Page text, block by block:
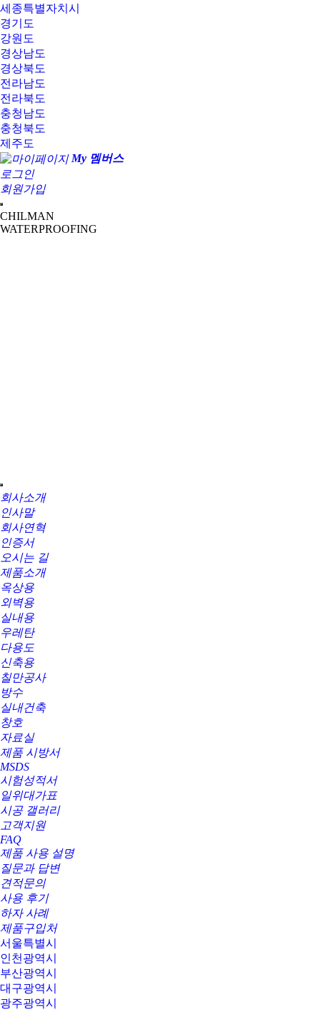
세종특별자치시
경기도
강원도
경상남도
경상북도
전라남도
전라북도
충청남도
충청북도
제주도
My 멤버스
로그인
회원가입
CHILMAN
WATERPROOFING
회사소개
인사말
회사연혁
인증서
오시는 길
제품소개
옥상용
외벽용
실내용
우레탄
다용도
신축용
칠만공사
방수
실내건축
창호
자료실
제품 시방서
MSDS
시험성적서
일위대가표
시공 갤러리
고객지원
FAQ
제품 사용 설명
질문과 답변
견적문의
사용 후기
하자 사례
제품구입처
서울특별시
인천광역시
부산광역시
대구광역시
광주광역시